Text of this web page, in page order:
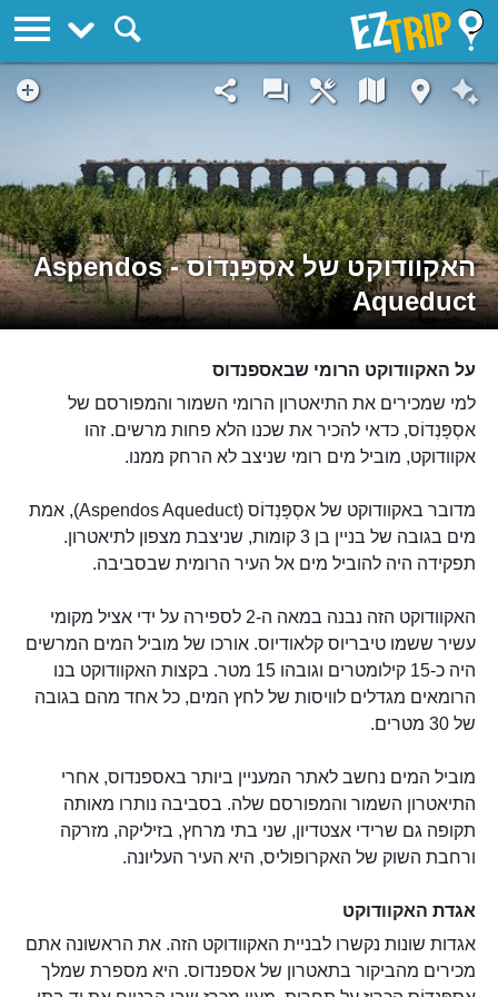
האקוודוקט של אסְפָּנְדוֹס - Aspendos
Aqueduct
על האקוודוקט הרומי שבאספנדוס
למי שמכירים את התיאטרון הרומי השמור והמפורסם של
אסְפָּנְדוֹס, כדאי להכיר את שכנו הלא פחות מרשים. זהו
אקוודוקט, מוביל מים רומי שניצב לא הרחק ממנו.
מדובר באקוודוקט של אסְפָּנְדוֹס (Aspendos Aqueduct), אמת
מים בגובה של בניין בן 3 קומות, שניצבת מצפון לתיאטרון.
תפקידה היה להוביל מים אל העיר הרומית שבסביבה.
האקוודוקט הזה נבנה במאה ה-2 לספירה על ידי אציל מקומי
עשיר ששמו טיבריוס קלאודיוס. אורכו של מוביל המים המרשים
היה כ-15 קילומטרים וגובהו 15 מטר. בקצות האקוודוקט בנו
הרומאים מגדלים לוויסות של לחץ המים, כל אחד מהם בגובה
של 30 מטרים.
מוביל המים נחשב לאתר המעניין ביותר באספנדוס, אחרי
התיאטרון השמור והמפורסם שלה. בסביבה נותרו מאותה
תקופה גם שרידי אצטדיון, שני בתי מרחץ, בזיליקה, מזרקה
ורחבת השוק של האקרופוליס, היא העיר העליונה.
אגדת האקוודוקט
אגדות שונות נקשרו לבניית האקוודוקט הזה. את הראשונה אתם
מכירים מהביקור בתאטרון של אספנדוס. היא מספרת שמלך
EZTrip